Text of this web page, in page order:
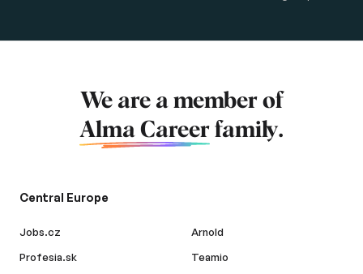
We are a member of
Alma Career family.
Central Europe
Jobs.cz
Profesia.sk
Arnold
Teamio